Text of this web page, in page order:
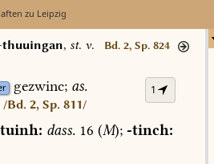
zu Leipzig
thuuingan, st. v. Bd. 2, Sp. 824
1
gezwinc; as.
/Bd. 2, Sp. 811/
dass.16 (M); -tinch: